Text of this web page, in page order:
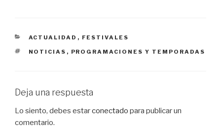
CATEGORÍAS
ACTUALIDAD , FESTIVALES
ETIQUETAS
NOTICIAS , PROGRAMACIONES Y TEMPORADAS
Deja una respuesta
Lo siento, debes estarconectado para publicar un
comentario.